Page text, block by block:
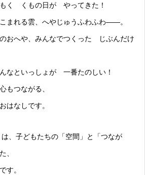
く くもの日が やってきた！
まれる雲、へやじゅうふわふわ――。
おへや、みんなでつくった じぶんだけ
なといっしょが 一番たのしい！
もつながる、
はなしです。
は、子どもたちの「空間」と「つなが
、
す。